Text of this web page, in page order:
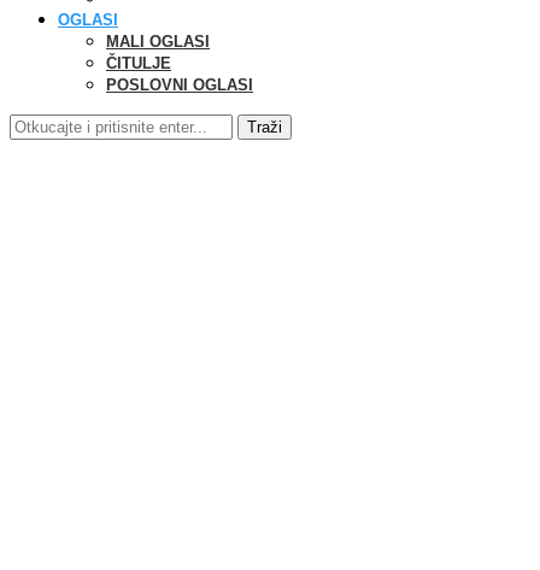
OGLASI
MALI OGLASI
ČITULJE
POSLOVNI OGLASI
Traži